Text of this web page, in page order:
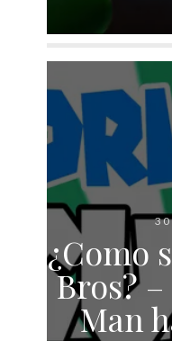
¿Como
Bros?
Man